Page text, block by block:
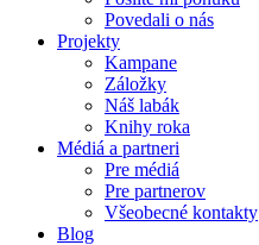
Povedali o nás
Projekty
Kampane
Záložky
Náš labák
Knihy roka
Médiá a partneri
Pre médiá
Pre partnerov
Všeobecné kontakty
Blog